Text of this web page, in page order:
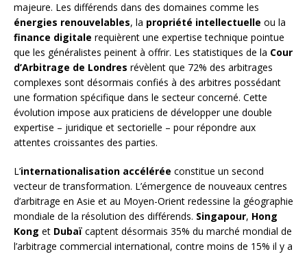
majeure. Les différends dans des domaines comme les
énergies renouvelables, la propriété intellectuelle ou la
finance digitale requièrent une expertise technique pointue
que les généralistes peinent à offrir. Les statistiques de la Cour
d’Arbitrage de Londres révèlent que 72% des arbitrages
complexes sont désormais confiés à des arbitres possédant
une formation spécifique dans le secteur concerné. Cette
évolution impose aux praticiens de développer une double
expertise – juridique et sectorielle – pour répondre aux
attentes croissantes des parties.
L’internationalisation accélérée constitue un second
vecteur de transformation. L’émergence de nouveaux centres
d’arbitrage en Asie et au Moyen-Orient redessine la géographie
mondiale de la résolution des différends. Singapour, Hong
Kong et Dubaï captent désormais 35% du marché mondial de
l’arbitrage commercial international, contre moins de 15% il y a